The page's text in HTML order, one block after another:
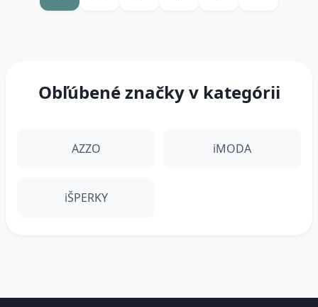
Obľúbené značky v kategórii
AZZO iMODA
iŠPERKY